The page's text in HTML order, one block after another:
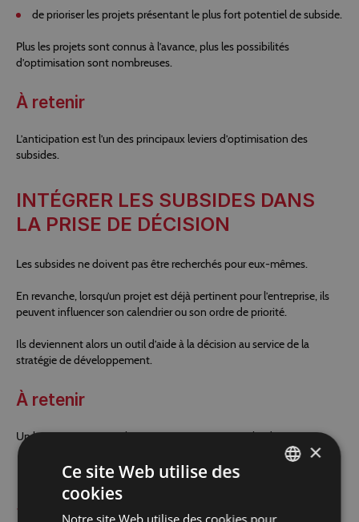
de prioriser les projets présentant le plus fort potentiel de subside.
Plus les projets sont connus à l’avance, plus les possibilités
d’optimisation sont nombreuses.
À retenir
L’anticipation est l’un des principaux leviers d’optimisation des
subsides.
INTÉGRER LES SUBSIDES DANS
LA PRISE DE DÉCISION
Les subsides ne doivent pas être recherchés pour eux-mêmes.
En revanche, lorsqu’un projet est déjà pertinent pour l’entreprise, ils
peuvent influencer son calendrier ou son ordre de priorité.
Ils deviennent alors un outil d’aide à la décision au service de la
stratégie de développement.
À retenir
Un bon projet reste un bon projet, avec ou sans subside.
RÉÉVALUER RÉGULIÈREMENT LA
STRATÉGIE
×
Ce site Web utilise des
cookies
Notre site Web utilise des cookies pour